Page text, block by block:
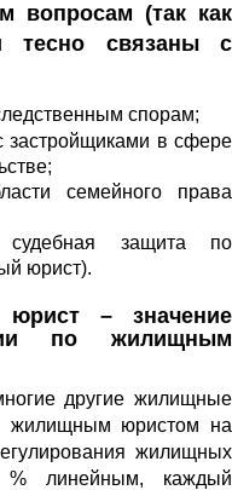
вопросам (так как
тесно связаны с
спорам;
в сфере
семейного права
защита по
юрист).
– значение
по жилищным
другие жилищные
жилищным юристом на
жилищных
линейным, каждый